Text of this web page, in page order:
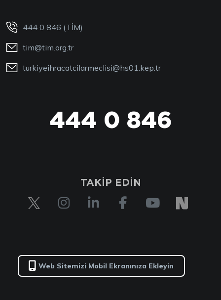
444 0 846 (TİM)
tim@tim.org.tr
turkiyeihracatcilarmeclisi@hs01.kep.tr
444 0 846
TAKİP EDİN
Web Sitemizi Mobil Ekranınıza Ekleyin